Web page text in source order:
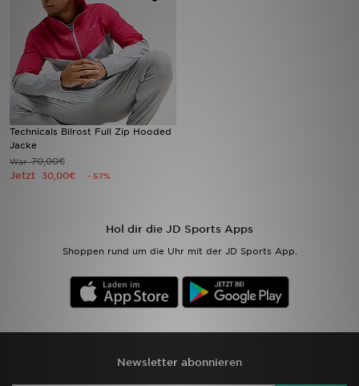
Technicals Bilrost Full Zip Hooded
Jacke
War70,00€
Jetzt 30,00€ - 57%
Hol dir die JD Sports Apps
Shoppen rund um die Uhr mit der JD Sports App.
Newsletter abonnieren
Damen
Kinder
Bestsellers
JD Exklusives
Fußball
Lade Die APP
Geschenkkarte